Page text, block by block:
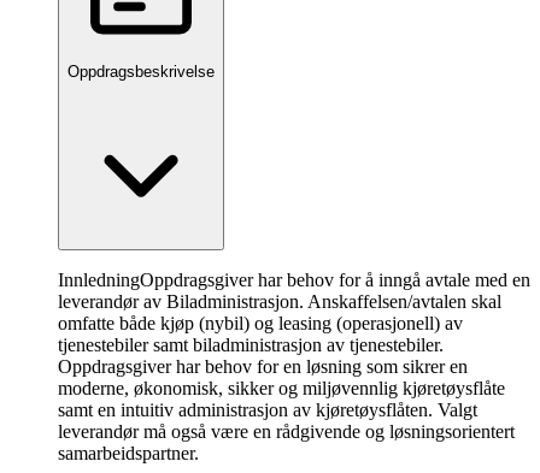
Oppdragsbeskrivelse
InnledningOppdragsgiver har behov for å inngå avtale med en
leverandør av Biladministrasjon. Anskaffelsen/avtalen skal
omfatte både kjøp (nybil) og leasing (operasjonell) av
tjenestebiler samt biladministrasjon av tjenestebiler.
Oppdragsgiver har behov for en løsning som sikrer en
moderne, økonomisk, sikker og miljøvennlig kjøretøysflåte
samt en intuitiv administrasjon av kjøretøysflåten. Valgt
leverandør må også være en rådgivende og løsningsorientert
samarbeidspartner.